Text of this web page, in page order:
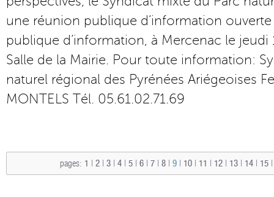
une réunion publique d’information
publique d’information, à Mercenac le jeudi
Salle de la Mairie. Pour toute information:
naturel régional des Pyrénées Ariégeoises
MONTELS Tél. 05.61.02.71.69
pages: 1 2 3 4 5 6 7 8 9 10 11 12 13 14 15